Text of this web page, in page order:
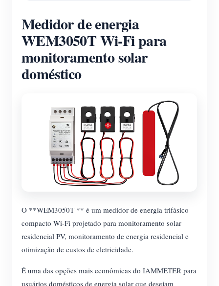
Medidor de energia
WEM3050T Wi-Fi para
monitoramento solar
doméstico
O **WEM3050T ** é um medidor de energia trifásico
compacto Wi-Fi projetado para monitoramento solar
residencial PV, monitoramento de energia residencial e
otimização de custos de eletricidade.
É uma das opções mais econômicas do IAMMETER para
usuários domésticos de energia solar que desejam